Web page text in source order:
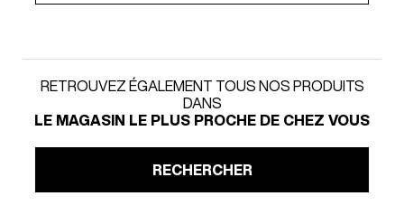
RETROUVEZ ÉGALEMENT TOUS NOS PRODUITS
DANS
LE MAGASIN LE PLUS PROCHE DE CHEZ VOUS
RECHERCHER